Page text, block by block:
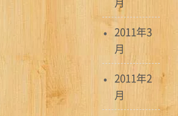
2011年3
月
2011年2
月